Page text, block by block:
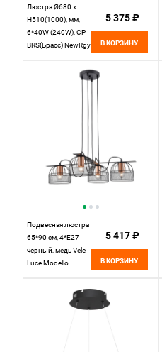
Люстра Ø680 x
H510(1000), мм,
6*40W (240W), CP
BRS(Брасс) NewRgy
5 375 ₽
В КОРЗИНУ
Подвесная люстра
65*90 см, 4*E27
черный, медь Vele
Luce Modello
5 417 ₽
В КОРЗИНУ